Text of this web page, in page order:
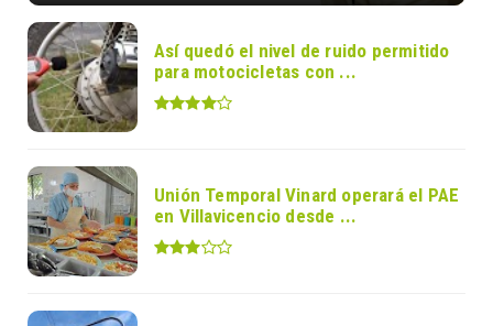
Así quedó el nivel de ruido permitido
para motocicletas con ...
Unión Temporal Vinard operará el PAE
en Villavicencio desde ...